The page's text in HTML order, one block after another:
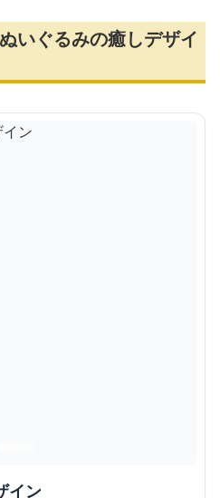
いぐるみの癒しデザイ
イン